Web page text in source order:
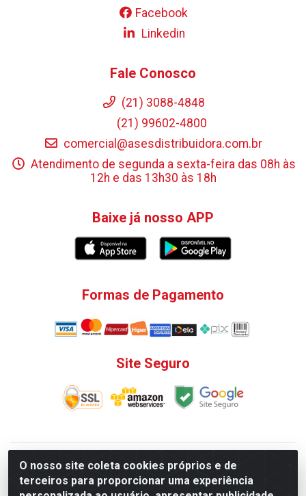
O nosso site coleta cookies próprios e de
terceiros para proporcionar uma experiência
Facebook
Linkedin
Fale Conosco
(21) 3088-4848
(21) 99602-4800
comercial@asesdistribuidora.com.br
Atendimento de segunda a sexta-feira das 08h às
12h e das 13h30 às 18h
Baixe já nosso APP
Formas de Pagamento
Site Seguro
V. C. Ferragens LTDA - Rua do Matoso, 132 - Praça da
Bandeira, Rio de Janeiro/ RJ - CEP 20.270-135 - CNPJ
12.324.723/0001-25